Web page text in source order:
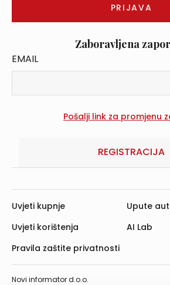
Zaboravljena
EMAIL
REGISTRACIJA
Novi informator d.o.o.
Uvjeti kupnje
Uvjeti korištenja
Pravila zaštite privatnosti
Upute
AI Lab